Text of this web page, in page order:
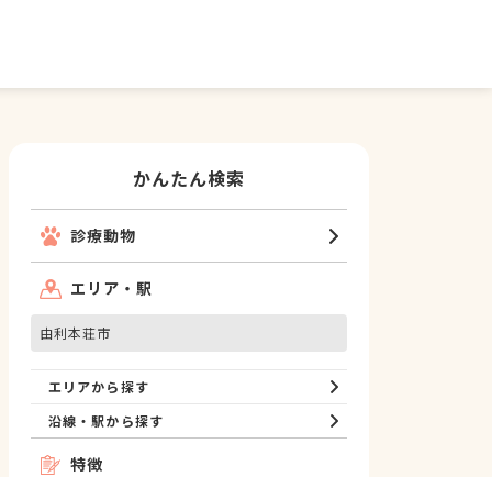
かんたん検索
診療動物
エリア・駅
由利本荘市
エリアから探す
沿線・駅から探す
特徴